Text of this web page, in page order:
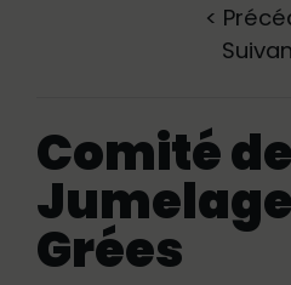
<
Comité de
Grées